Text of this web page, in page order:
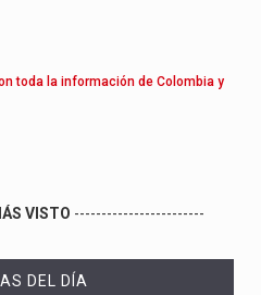
toda la información de Colombia y
VISTO ------------------------
DEL DÍA